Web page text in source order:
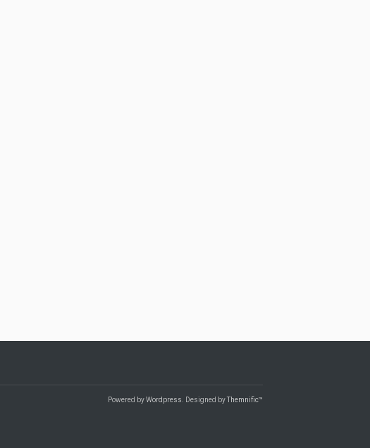
Powered byWordpress . Designed byThemnific™